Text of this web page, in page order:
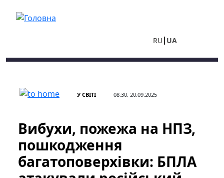
RU UA
У СВІТІ 08:30, 20.09.2025
Вибухи, пожежа на НПЗ,
пошкодження
багатоповерхівки: БПЛА